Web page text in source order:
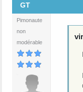
GT
Pimonaute
non
modérable